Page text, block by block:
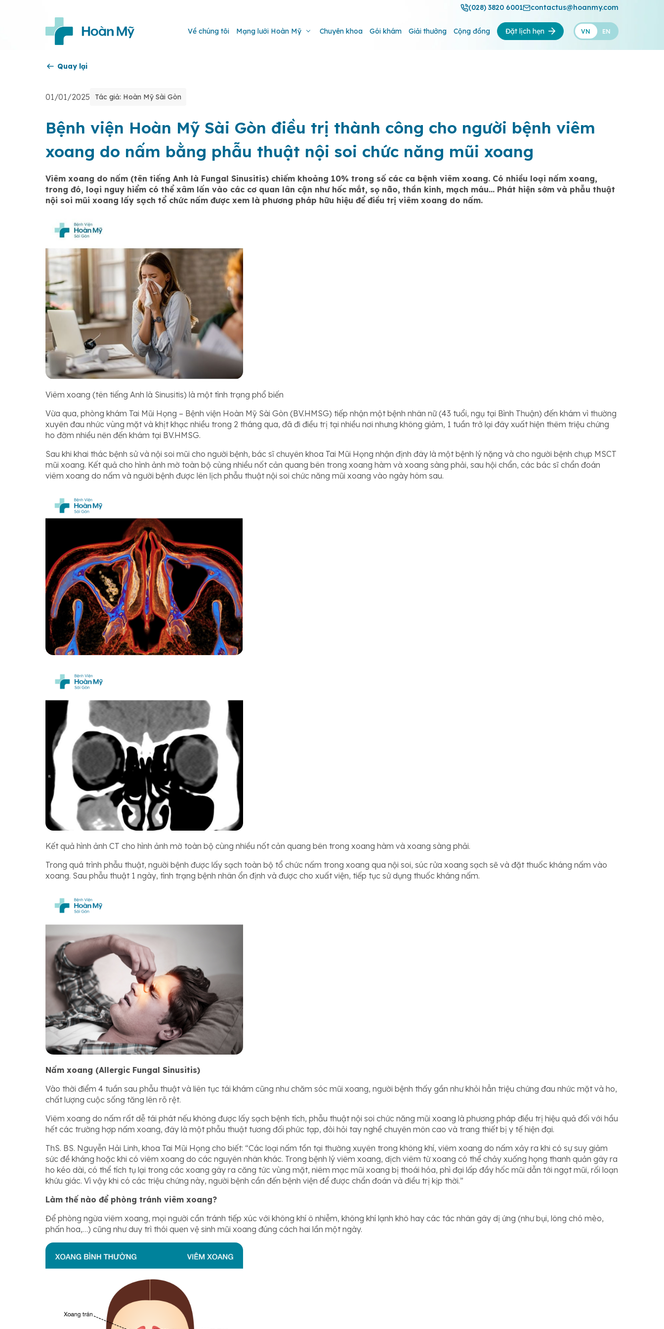
(028) 3820 6001 contactus@hoanmy.com
Về chúng tôi Mạng lưới Hoàn Mỹ Chuyên khoa Gói khám Giải thưởng Cộng đồng Đặt lịch hẹn VN EN
Quay lại
01/01/2025 Tác giả: Hoàn Mỹ Sài Gòn
Bệnh viện Hoàn Mỹ Sài Gòn điều trị thành công cho người bệnh viêm
xoang do nấm bằng phẫu thuật nội soi chức năng mũi xoang
Viêm xoang do nấm (tên tiếng Anh là Fungal Sinusitis) chiếm khoảng 10% trong số các ca bệnh viêm xoang. Có nhiều loại nấm xoang,
trong đó, loại nguy hiểm có thể xâm lấn vào các cơ quan lân cận như hốc mắt, sọ não, thần kinh, mạch máu… Phát hiện sớm và phẫu thuật
nội soi mũi xoang lấy sạch tổ chức nấm được xem là phương pháp hữu hiệu để điều trị viêm xoang do nấm.
Viêm xoang (tên tiếng Anh là Sinusitis) là một tình trạng phổ biến
Vừa qua, phòng khám Tai Mũi Họng – Bệnh viện Hoàn Mỹ Sài Gòn (BV.HMSG) tiếp nhận một bệnh nhân nữ (43 tuổi, ngụ tại Bình Thuận) đến khám vì thường
xuyên đau nhức vùng mặt và khịt khạc nhiều trong 2 tháng qua, đã đi điều trị tại nhiều nơi nhưng không giảm, 1 tuần trở lại đây xuất hiện thêm triệu chứng
ho đờm nhiều nên đến khám tại BV.HMSG.
Sau khi khai thác bệnh sử và nội soi mũi cho người bệnh, bác sĩ chuyên khoa Tai Mũi Họng nhận định đây là một bệnh lý nặng và cho người bệnh chụp MSCT
mũi xoang. Kết quả cho hình ảnh mờ toàn bộ cùng nhiều nốt cản quang bên trong xoang hàm và xoang sàng phải, sau hội chẩn, các bác sĩ chẩn đoán
viêm xoang do nấm và người bệnh được lên lịch phẫu thuật nội soi chức năng mũi xoang vào ngày hôm sau.
Kết quả hình ảnh CT cho hình ảnh mờ toàn bộ cùng nhiều nốt cản quang bên trong xoang hàm và xoang sàng phải.
Trong quá trình phẫu thuật, người bệnh được lấy sạch toàn bộ tổ chức nấm trong xoang qua nội soi, súc rửa xoang sạch sẽ và đặt thuốc kháng nấm vào
xoang. Sau phẫu thuật 1 ngày, tình trạng bệnh nhân ổn định và được cho xuất viện, tiếp tục sử dụng thuốc kháng nấm.
Nấm xoang (Allergic Fungal Sinusitis)
Vào thời điểm 4 tuần sau phẫu thuật và liên tục tái khám cũng như chăm sóc mũi xoang, người bệnh thấy gần như khỏi hẳn triệu chứng đau nhức mặt và ho,
chất lượng cuộc sống tăng lên rõ rệt.
Viêm xoang do nấm rất dễ tái phát nếu không được lấy sạch bệnh tích, phẫu thuật nội soi chức năng mũi xoang là phương pháp điều trị hiệu quả đối với hầu
hết các trường hợp nấm xoang, đây là một phẫu thuật tương đối phức tạp, đòi hỏi tay nghề chuyên môn cao và trang thiết bị y tế hiện đại.
ThS. BS. Nguyễn Hải Linh, khoa Tai Mũi Họng cho biết: “Các loại nấm tồn tại thường xuyên trong không khí, viêm xoang do nấm xảy ra khi có sự suy giảm
sức đề kháng hoặc khi có viêm xoang do các nguyên nhân khác. Trong bệnh lý viêm xoang, dịch viêm từ xoang có thể chảy xuống họng thanh quản gây ra
ho kéo dài, có thể tích tụ lại trong các xoang gây ra căng tức vùng mặt, niêm mạc mũi xoang bị thoái hóa, phì đại lấp đầy hốc mũi dẫn tới ngạt mũi, rối loạn
khứu giác. Vì vậy khi có các triệu chứng này, người bệnh cần đến bệnh viện để được chẩn đoán và điều trị kịp thời.”
Làm thế nào để phòng tránh viêm xoang?
Để phòng ngừa viêm xoang, mọi người cần tránh tiếp xúc với không khí ô nhiễm, không khí lạnh khô hay các tác nhân gây dị ứng (như bụi, lông chó mèo,
phấn hoa,…) cũng như duy trì thói quen vệ sinh mũi xoang đúng cách hai lần một ngày.